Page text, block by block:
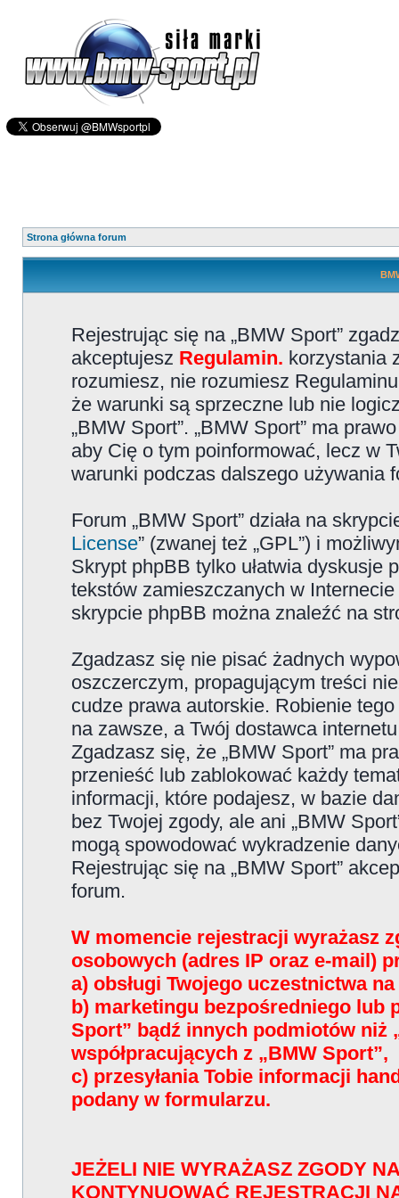
Strona główna forum
Rejestrując się na „BMW Sport”
akceptujesz Regulamin. korzystania
rozumiesz, nie rozumiesz
że warunki są sprzeczne lub nie
„BMW Sport”. „BMW Sport” ma
aby Cię o tym poinformować, lecz w
warunki podczas dalszego używania
Forum „BMW Sport” działa na
License” (zwanej też „GPL”) i
Skrypt phpBB tylko ułatwia dyskusje
tekstów zamieszczanych w
skrypcie phpBB można znaleźć na
Zgadzasz się nie pisać żadnych
oszczerczym, propagującym treści
cudze prawa autorskie. Robienie
na zawsze, a Twój dostawca
Zgadzasz się, że „BMW Sport” ma
przenieść lub zablokować każdy
informacji, które podajesz, w bazie
bez Twojej zgody, ale ani „BMW
mogą spowodować wykradzenie
Rejestrując się na „BMW Sport”
forum.
W momencie rejestracji wyrażasz
osobowych (adres IP oraz e-mail)
a) obsługi Twojego uczestnictwa
b) marketingu bezpośredniego lub
Sport” bądź innych podmiotów niż
współpracujących z „BMW Sport”,
c) przesyłania Tobie informacji
podany w formularzu.
JEŻELI NIE WYRAŻASZ ZGODY
KONTYNUOWAĆ REJESTRACJI